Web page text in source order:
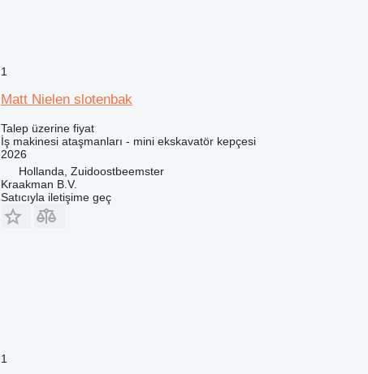
1
Matt Nielen slotenbak
Talep üzerine fiyat
İş makinesi ataşmanları - mini ekskavatör kepçesi
2026
Hollanda, Zuidoostbeemster
Kraakman B.V.
Satıcıyla iletişime geç
1